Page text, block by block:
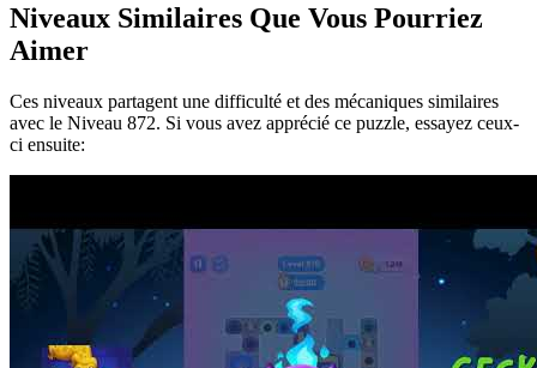
Niveaux Similaires Que Vous Pourriez
Aimer
Ces niveaux partagent une difficulté et des mécaniques similaires
avec le Niveau 872. Si vous avez apprécié ce puzzle, essayez ceux-
ci ensuite: